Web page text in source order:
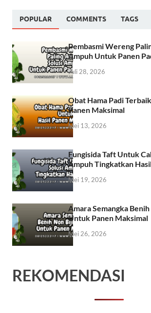
POPULAR COMMENTS TAGS
Pembasmi Wereng
Ampuh Untuk Panen
Juli 28, 2026
Obat Hama Padi
Panen Maksimal
Mei 13, 2026
Fungisida Taft Untuk
Ampuh Tingkatkan
Mei 19, 2026
Amara Semangka
Untuk Panen Maksimal
Mei 26, 2026
REKOMENDASI